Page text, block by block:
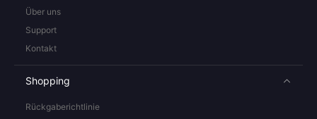
Über uns
Support
Kontakt
Shopping
Rückgaberichtlinie